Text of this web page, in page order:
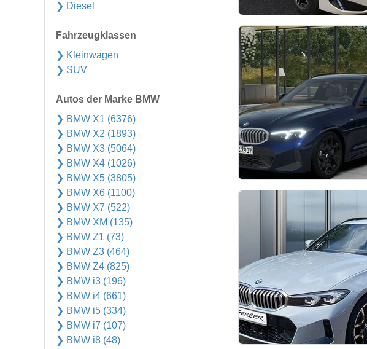
❯ Diesel
Fahrzeugklassen
❯ Kleinwagen
❯ SUV
Autos der Marke BMW
❯ BMW X1 (6376)
❯ BMW X2 (1893)
❯ BMW X3 (5064)
❯ BMW X4 (1026)
❯ BMW X5 (3805)
❯ BMW X6 (1100)
❯ BMW X7 (522)
❯ BMW XM (135)
❯ BMW Z1 (73)
❯ BMW Z3 (464)
❯ BMW Z4 (825)
❯ BMW i3 (196)
❯ BMW i4 (661)
❯ BMW i5 (334)
❯ BMW i7 (107)
❯ BMW i8 (48)